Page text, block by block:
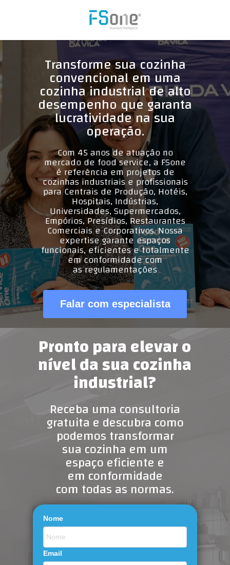
Transforme sua cozinha
convencional em uma
cozinha industrial de alto
desempenho que garanta
lucratividade na sua
operação.
Com 45 anos de atuação no
mercado de food service, a FSone
é referência em projetos de
cozinhas industriais e profissionais
para Centrais de Produção, Hotéis,
Hospitais, Indústrias,
Universidades, Supermercados,
Empórios, Presídios, Restaurantes
Comerciais e Corporativos. Nossa
expertise garante espaços
funcionais, eficientes e totalmente
em conformidade com
as regulamentações
Falar com especialista
Nome
Email
Pronto para elevar o
nível da sua cozinha
industrial?
Receba uma consultoria
gratuita e descubra como
podemos transformar
sua cozinha em um
espaço eficiente e
em conformidade
com todasas normas.